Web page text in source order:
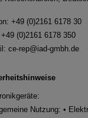
+49 (0)2161 6178 30
(0)2161 6178 350
ce-rep@iad-gmbh.de
Nutzung: •